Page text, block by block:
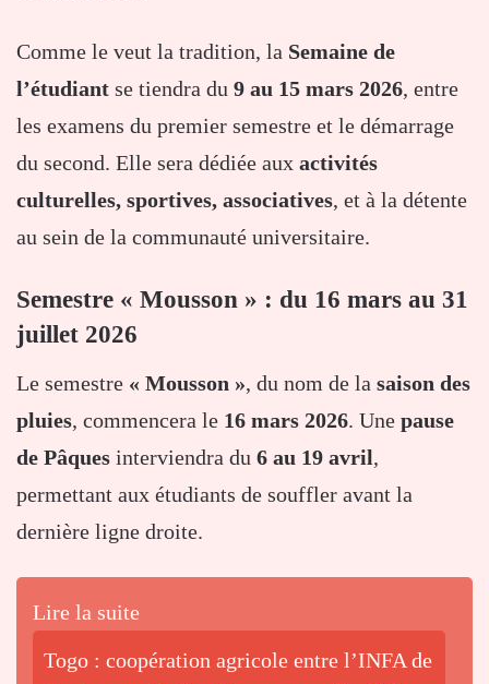
Comme le veut la tradition, la Semaine de
l’étudiant se tiendra du 9 au 15 mars 2026, entre
les examens du premier semestre et le démarrage
du second. Elle sera dédiée aux activités
culturelles, sportives, associatives, et à la détente
au sein de la communauté universitaire.
Semestre « Mousson » : du 16 mars au 31
juillet 2026
Le semestre « Mousson », du nom de la saison des
pluies, commencera le 16 mars 2026. Une pause
de Pâques interviendra du 6 au 19 avril,
permettant aux étudiants de souffler avant la
dernière ligne droite.
Lire la suite
Togo : coopération agricole entre l’INFA de